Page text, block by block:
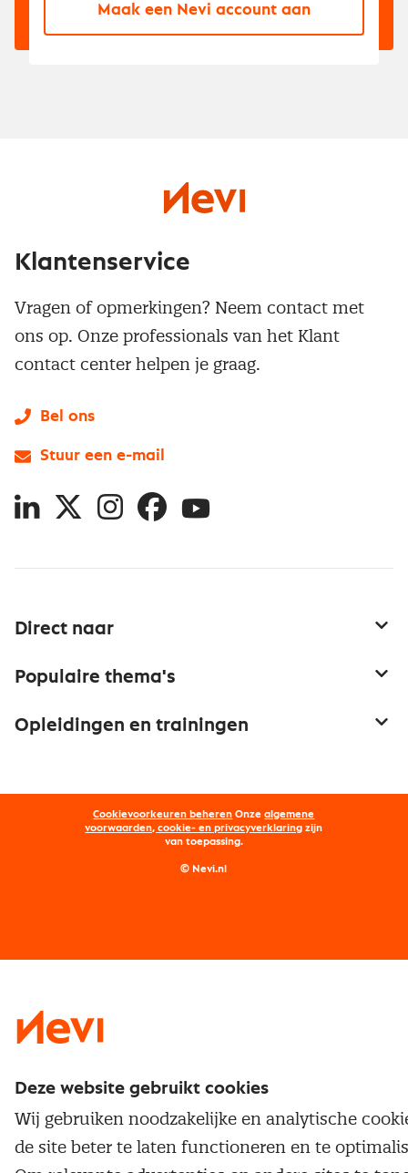
Maak een Nevi account aan
Direct naar
Netwerk en communities
Word lid van Nevi
Nevi PMI®
Populaire thema's
Onderhandelen
Opleidingen en trainingen
Opleidingen
Maatwerk
Nevi 1
Klantenservice
Vragen of opmerkingen? Neem contact met
ons op. Onze professionals van het Klant
contact center helpen je graag.
Bel ons
Stuur een e-mail
LinkedIn
X InstagramFacebookYouTube
Cookievoorkeuren beheren Onzealgemene
voorwaarden, cookie- en privacyverklaring zijn
van toepassing.
© Nevi.nl
Deze website gebruikt cookies
Wij gebruiken noodzakelijke en analytische
de site beter te laten functioneren en te